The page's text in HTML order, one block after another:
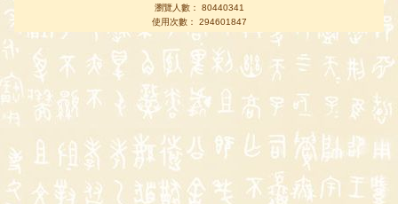
瀏覽人數： 80440341
使用次數： 294601847